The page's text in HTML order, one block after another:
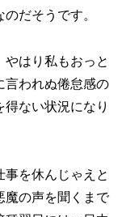
だそうです。
はり私もおっと
言われぬ倦怠感の
ない状況になり
を休んじゃえと
魔の声を聞くまで